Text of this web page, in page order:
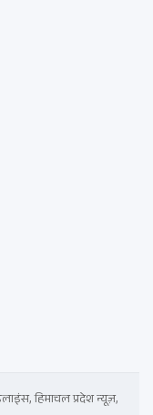
हिमाचल प्रदेश न्यूज़,